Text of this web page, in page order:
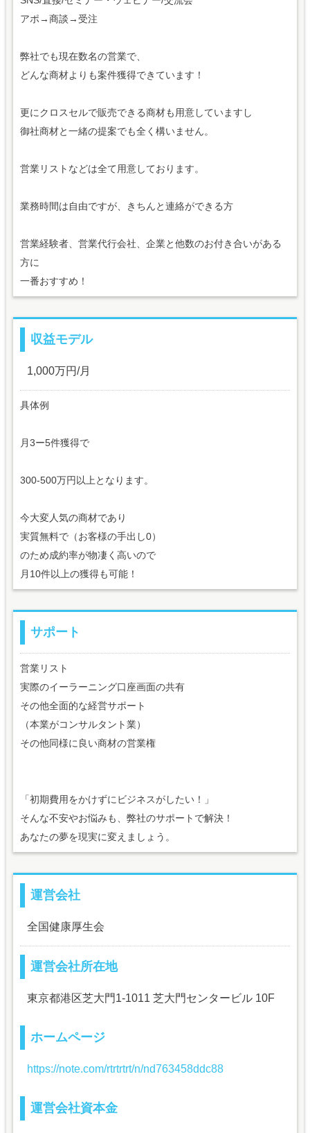
アポ→商談→受注
弊社でも現在数名の営業で、
どんな商材よりも案件獲得できています！
更にクロスセルで販売できる商材も用意していますし
御社商材と一緒の提案でも全く構いません。
営業リストなどは全て用意しております。
業務時間は自由ですが、きちんと連絡ができる方
営業経験者、営業代行会社、企業と他数のお付き合いがある
方に
一番おすすめ！
収益モデル
1,000万円/月
具体例
月3ー5件獲得で
300-500万円以上となります。
今大変人気の商材であり
実質無料で（お客様の手出し0）
のため成約率が物凄く高いので
月10件以上の獲得も可能！
サポート
営業リスト
実際のイーラーニング口座画面の共有
その他全面的な経営サポート
（本業がコンサルタント業）
その他同様に良い商材の営業権
「初期費用をかけずにビジネスがしたい！」
そんな不安やお悩みも、弊社のサポートで解決！
あなたの夢を現実に変えましょう。
運営会社
全国健康厚生会
運営会社所在地
東京都港区芝大門1-1011 芝大門センタービル 10F
ホームページ
https://note.com/rtrtrtrt/n/nd763458ddc88
運営会社資本金